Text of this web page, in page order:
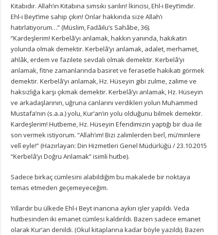
Kitabıdır. Allah’ın Kitabına sımsıkı sarılın! İkincisi, Ehl-i Beyt’imdir.
Ehl-i Beyt’ime sahip çıkın! Onlar hakkında size Allah’ı
hatırlatıyorum…” (Müslim, Fadâilu’s Sahâbe, 36).
“Kardeşlerim! Kerbelâ’yı anlamak, hakkın yanında, hakikatin
yolunda olmak demektir. Kerbelâ’yı anlamak, adalet, merhamet,
ahlâk, erdem ve fazilete sevdalı olmak demektir. Kerbelâ’yı
anlamak, fitne zamanlarında basiret ve ferasetle hakikati görmek
demektir. Kerbelâ’yı anlamak, Hz. Hüseyin gibi zulme, zalime ve
haksızlığa karşı çıkmak demektir. Kerbelâ’yı anlamak, Hz. Hüseyin
ve arkadaşlarının, uğruna canlarını verdikleri yolun Muhammed
Mustafa’nın (s.a.a.) yolu, Kur’an’ın yolu olduğunu bilmek demektir.
Kardeşlerim! Hutbeme, Hz. Hüseyin Efendimizin yaptığı bir dua ile
son vermek istiyorum. “Allah’ım! Bizi zalimlerden berî, mü’minlere
velî eyle!” (Hazırlayan: Din Hizmetleri Genel Müdürlüğü / 23.10.2015
“Kerbelâ’yı Doğru Anlamak” isimli hutbe).
Sadece birkaç cümlesini alabildiğim bu makalede bir noktaya
temas etmeden geçemeyeceğim.
Yıllardır bu ülkede Ehl-i Beyt inancına aykırı işler yapıldı. Veda
hutbesinden iki emanet cümlesi kaldırıldı. Bazen sadece emanet
olarak Kur’an denildi. (Okul kitaplarına kadar böyle yazıldı). Bazen